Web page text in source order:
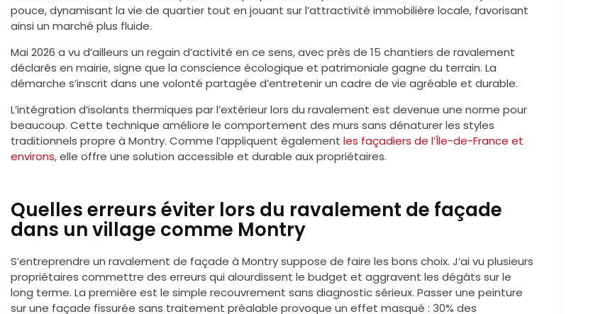
pouce, dynamisant la vie de quartier tout en jouant sur l’attractivité immobilière locale, favorisant
ainsi un marché plus fluide.
Mai 2026 a vu d’ailleurs un regain d’activité en ce sens, avec près de 15 chantiers de ravalement
déclarés en mairie, signe que la conscience écologique et patrimoniale gagne du terrain. La
démarche s’inscrit dans une volonté partagée d’entretenir un cadre de vie agréable et durable.
L’intégration d’isolants thermiques par l’extérieur lors du ravalement est devenue une norme pour
beaucoup. Cette technique améliore le comportement des murs sans dénaturer les styles
traditionnels propre à Montry. Comme l’appliquent également les façadiers de l’Île-de-France et
environs, elle offre une solution accessible et durable aux propriétaires.
Quelles erreurs éviter lors du ravalement de façade
dans un village comme Montry
S’entreprendre un ravalement de façade à Montry suppose de faire les bons choix. J’ai vu plusieurs
propriétaires commettre des erreurs qui alourdissent le budget et aggravent les dégâts sur le
long terme. La première est le simple recouvrement sans diagnostic sérieux. Passer une peinture
sur une façade fissurée sans traitement préalable provoque un effet masqué : 30% des